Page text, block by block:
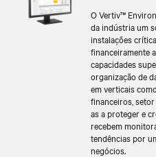
O Vertiv™
da indústria um
instalações
financeiramente
capacidades
organização de
em verticais
financeiros,
as a proteger e
recebem
tendências por
negócios.